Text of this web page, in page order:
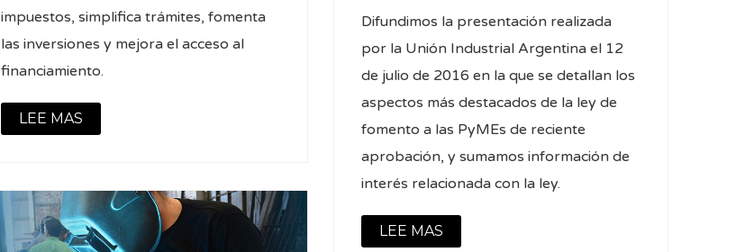
impuestos, simplifica trámites, fomenta
las inversiones y mejora el acceso al
financiamiento.
LEE MAS
Difundimos la presentación realizada
por la Unión Industrial Argentina el 12
de julio de 2016 en la que se detallan los
aspectos más destacados de la ley de
fomento a las PyMEs de reciente
aprobación, y sumamos información de
interés relacionada con la ley.
LEE MAS